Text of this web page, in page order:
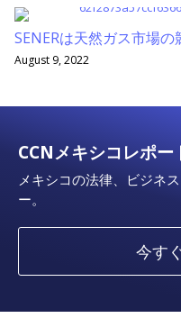
SENERは天然ガス市場
August 9, 2022
CCNメキシコレポ
メキシコの法律、ビジネ
ー。
今す